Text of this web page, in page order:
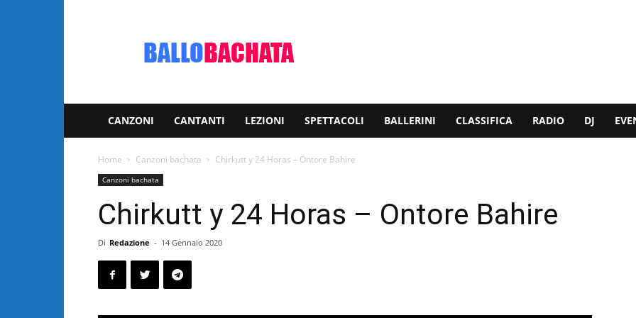
video
CANZONI CANTANTI LEZIONI SPETTACOLI BALLERINI CLASSIFICA RADIO DJ
Home Canzoni bachata Chirkutt y 24 Horas – Ontore Bahire
Canzoni bachata
Chirkutt y 24 Horas – Ontore Bahire
Di Redazione - 14 Gennaio 2020